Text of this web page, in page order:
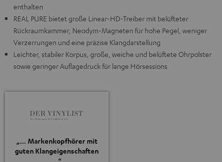
enthalten
REAL PURE bietet große Linear-HD-Treiber mit belüfteter
Rückraumkammer, Neodym-Magneten für hohe Pegel, weniger
Verzerrungen und eine präzise Klangdarstellung
Leichter, stabiler Korpus, große, weiche und belüftete Ohrpolster
sowie geringer Auflagedruck für lange Hörsessions
„… Markenkopfhörer mit
guten Klangeigenschaften